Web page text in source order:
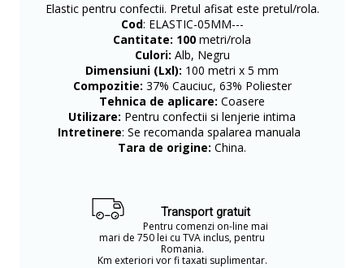
Elastic pentru confectii. Pretul afisat este pretul/rola.
Cod: ELASTIC-05MM---
Cantitate: 100 metri/rola
Culori: Alb, Negru
Dimensiuni (Lxl): 100 metri x 5 mm
Compozitie: 37% Cauciuc, 63% Poliester
Tehnica de aplicare: Coasere
Utilizare: Pentru confectii si lenjerie intima
Intretinere: Se recomanda spalarea manuala
Tara de origine: China.
Transport gratuit
Pentru comenzi on-line mai
mari de 750 lei cu TVA inclus, pentru
Romania.
Km exteriori vor fi taxati suplimentar.